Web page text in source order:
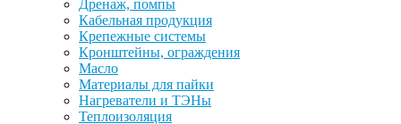
Дренаж, помпы
Кабельная продукция
Крепежные системы
Кронштейны, ограждения
Масло
Материалы для пайки
Нагреватели и ТЭНы
Теплоизоляция